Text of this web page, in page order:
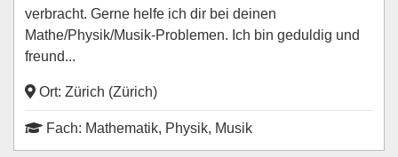
verbracht. Gerne helfe ich dir bei deinen
Mathe/Physik/Musik-Problemen. Ich bin geduldig und
freund...
Ort: Zürich (Zürich)
Fach: Mathematik, Physik, Musik